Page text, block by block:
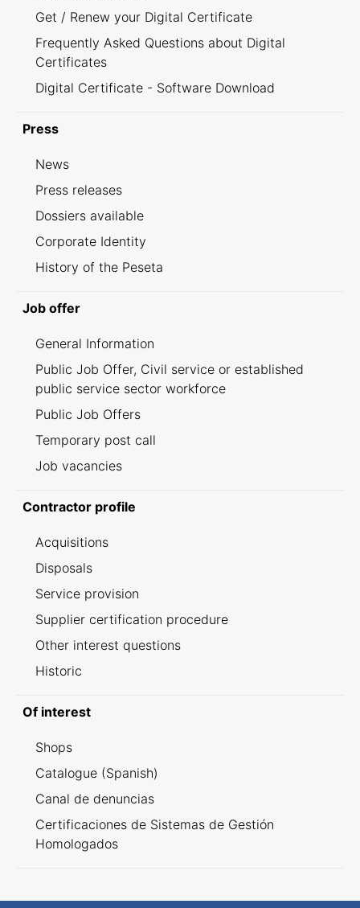
Get / Renew your Digital Certificate
Frequently Asked Questions about Digital
Certificates
Digital Certificate - Software Download
Press
News
Press releases
Dossiers available
Corporate Identity
History of the Peseta
Job offer
General Information
Public Job Offer, Civil service or established
public service sector workforce
Public Job Offers
Temporary post call
Job vacancies
Contractor profile
Acquisitions
Disposals
Service provision
Supplier certification procedure
Other interest questions
Historic
Of interest
Shops
Catalogue (Spanish)
Canal de denuncias
Certificaciones de Sistemas de Gestión
Homologados